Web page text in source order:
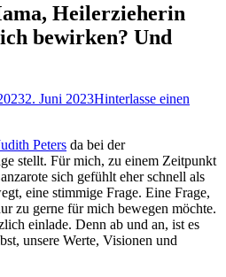
Heilerzieherin
bewirken? Und
2. Juni 2023Hinterlasse einen
Peters da bei der
stellt. Für mich, zu einem Zeitpunkt
sich gefühlt eher schnell als
eine stimmige Frage. Eine Frage,
zu gerne für mich bewegen möchte.
einlade. Denn ab und an, ist es
unsere Werte, Visionen und